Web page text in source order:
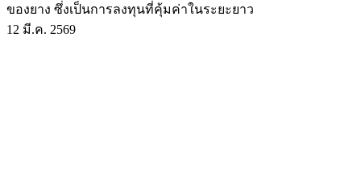
ของยาง ซึ่งเป็นการลงทุนที่คุ้มค่าในระยะยาว
12 มี.ค. 2569